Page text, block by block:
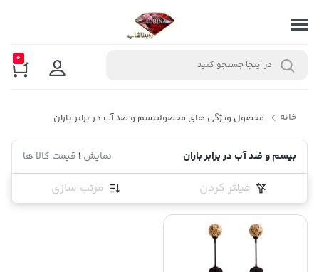
0
خانه محصول ویژگی های محصولبیسم و ضد آب در برابر باران
بیسم و ضد آب در برابر باران نمایش1قیمت کالا ها
فیلتر کردن مرتب سازی